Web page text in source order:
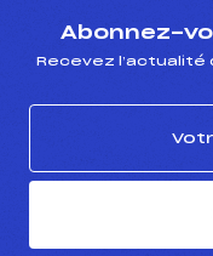
Abonnez-
Recevez l’actualité